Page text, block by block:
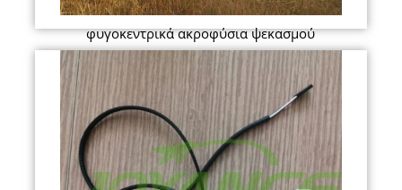
φυγοκεντρικά ακροφύσια ψεκασμού